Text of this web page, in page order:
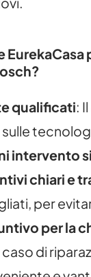
qualificati:
intervento
chiari e
per
per la
di